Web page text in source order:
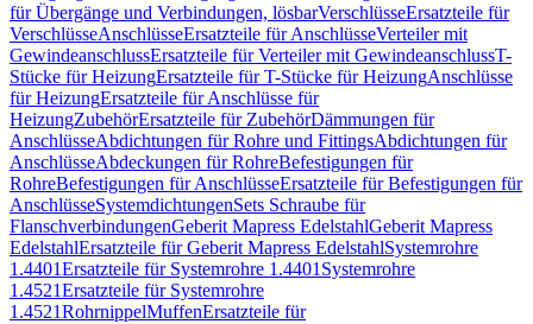
für Übergänge und Verbindungen, lösbarVerschlüsseErsatzteile für
VerschlüsseAnschlüsseErsatzteile für AnschlüsseVerteiler mit
GewindeanschlussErsatzteile für Verteiler mit GewindeanschlussT-
Stücke für HeizungErsatzteile für T-Stücke für HeizungAnschlüsse
für HeizungErsatzteile für Anschlüsse für
HeizungZubehörErsatzteile für ZubehörDämmungen für
AnschlüsseAbdichtungen für Rohre und FittingsAbdichtungen für
AnschlüsseAbdeckungen für RohreBefestigungen für
RohreBefestigungen für AnschlüsseErsatzteile für Befestigungen für
AnschlüsseSystemdichtungenSets Schraube für
FlanschverbindungenGeberit Mapress EdelstahlGeberit Mapress
EdelstahlErsatzteile für Geberit Mapress EdelstahlSystemrohre
1.4401Ersatzteile für Systemrohre 1.4401 Systemrohre
1.4521Ersatzteile für Systemrohre
1.4521RohrnippelMuffenErsatzteile für